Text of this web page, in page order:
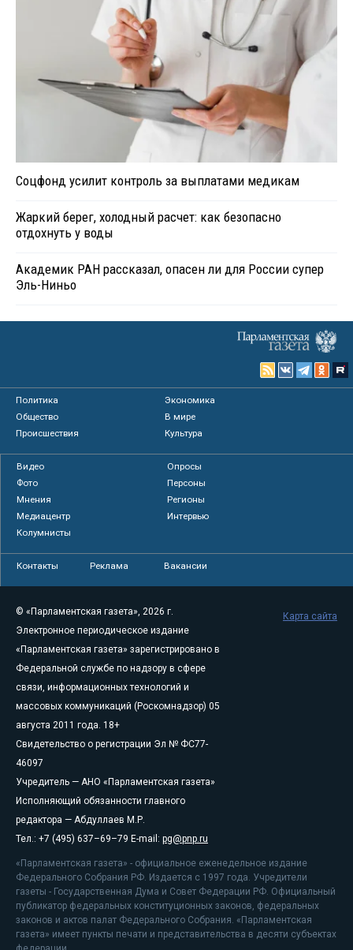
Соцфонд усилит контроль за выплатами медикам
Жаркий берег, холодный расчет: как безопасно
отдохнуть у воды
Академик РАН рассказал, опасен ли для России супер
Эль-Ниньо
Политика
Экономика
Общество
В мире
Происшествия
Культура
Видео
Опросы
Фото
Персоны
Мнения
Регионы
Медиацентр
Интервью
Колумнисты
Контакты Реклама Вакансии
© «Парламентская газета», 2026 г.
Электронное периодическое издание
«Парламентская газета» зарегистрировано в
Федеральной службе по надзору в сфере
связи, информационных технологий и
массовых коммуникаций (Роскомнадзор) 05
августа 2011 года. 18+
Свидетельство о регистрации Эл № ФС77-
46097
Учредитель — АНО «Парламентская газета»
Исполняющий обязанности главного
редактора — Абдуллаев М.Р.
Тел.: +7 (495) 637–69–79 E-mail: pg@pnp.ru
«Парламентская газета» - официальное еженедельное издание
Федерального Собрания РФ. Издается с 1997 года. Учредители
газеты - Государственная Дума и Совет Федерации РФ. Официальный
публикатор федеральных конституционных законов, федеральных
законов и актов палат Федерального Собрания. «Парламентская
газета» имеет пункты печати и представительства в десяти субъектах
Карта сайта